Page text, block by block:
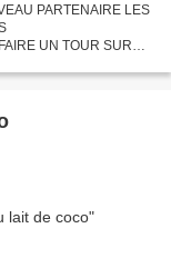
PARTENAIRE LES
UN TOUR SUR